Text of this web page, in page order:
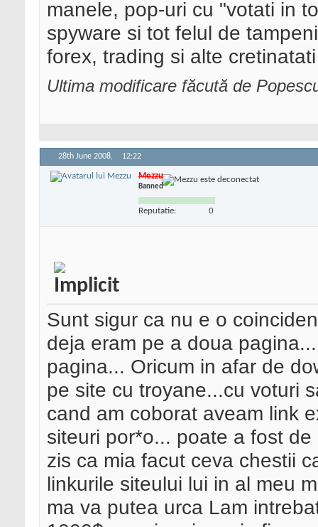
manele, pop-uri cu "votati in
spyware si tot felul de
forex, trading si alte
Ultima modificare făcută de
28th June 2008, 12:22
Mezzu
Banned
Reputatie: 0
Sunt sigur ca nu e o
deja eram pe a doua
pagina... Oricum in afar de
pe site cu troyane...cu voturi
cand am coborat aveam link
siteuri por*o... poate a fost
zis ca mia facut ceva chestii
linkurile siteului lui in al meu
ma va putea urca Lam